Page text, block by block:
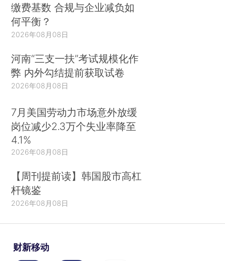
缴费基数 合规与企业减负如
何平衡？
2026年08月08日
河南“三支一扶”考试规模化作
弊 内外勾结提前获取试卷
2026年08月08日
7月美国劳动力市场意外放缓
岗位减少2.3万个失业率降至
4.1%
2026年08月08日
【周刊提前读】韩国股市高杠
杆镜鉴
2026年08月08日
财新移动